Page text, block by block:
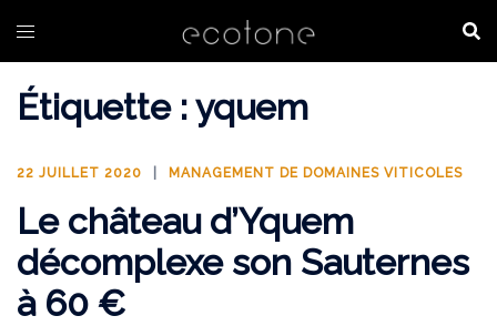
au
Étiquette :yquem
22 JUILLET 2020 MANAGEMENT DE DOMAINES VITICOLES
Le château d’Yquem
décomplexe son Sauternes
à 60 €